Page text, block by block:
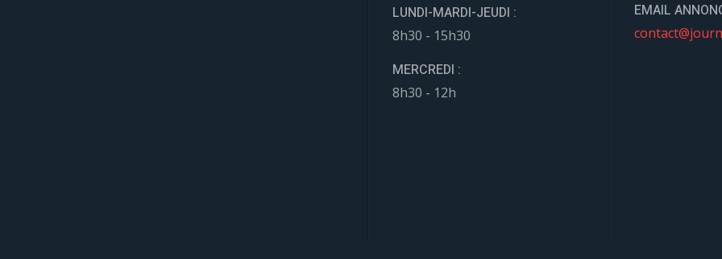
LUNDI-MARDI-JEUDI :
8h30 - 15h30
MERCREDI :
8h30 - 12h
EMAIL